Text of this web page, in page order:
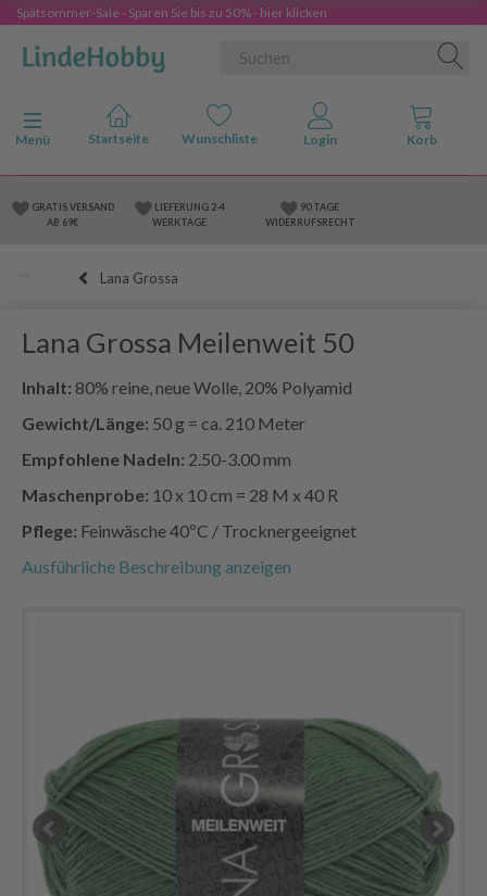
Spätsommer-Sale - Sparen Sie bis zu 50% - hier klicken
Anzeige ändern
Menü
GRATIS VERSAND
AB 69€
LIEFERUNG 2-4
WERKTAGE
90 TAGE
WIDERRUFSRECHT
Lana Grossa
Lana Grossa Meilenweit 50
Inhalt: 80% reine, neue Wolle, 20% Polyamid
Gewicht/Länge: 50 g = ca. 210 Meter
Empfohlene Nadeln: 2.50-3.00 mm
Maschenprobe: 10 x 10 cm = 28 M x 40 R
Pflege: Feinwäsche 40ºC / Trocknergeeignet
Ausführliche Beschreibung anzeigen